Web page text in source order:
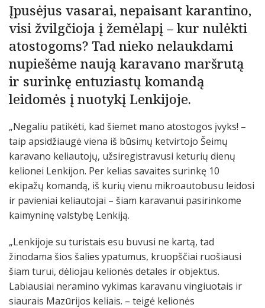
Įpusėjus vasarai, nepaisant karantino,
visi žvilgčioja į žemėlapį – kur nulėkti
atostogoms? Tad nieko nelaukdami
nupiešėme naują karavano maršrutą
ir surinkę entuziastų komandą
leidomės į nuotykį Lenkijoje.
„Negaliu patikėti, kad šiemet mano atostogos įvyks! –
taip apsidžiaugė viena iš būsimų ketvirtojo Šeimų
karavano keliautojų, užsiregistravusi keturių dienų
kelionei Lenkijon. Per kelias savaites surinkę 10
ekipažų komandą, iš kurių vienu mikroautobusu leidosi
ir pavieniai keliautojai – šiam karavanui pasirinkome
kaimyninę valstybę Lenkiją.
„Lenkijoje su turistais esu buvusi ne kartą, tad
žinodama šios šalies ypatumus, kruopščiai ruošiausi
šiam turui, dėliojau kelionės detales ir objektus.
Labiausiai neramino vykimas karavanu vingiuotais ir
siaurais Mazūrijos keliais. – teigė kelionės